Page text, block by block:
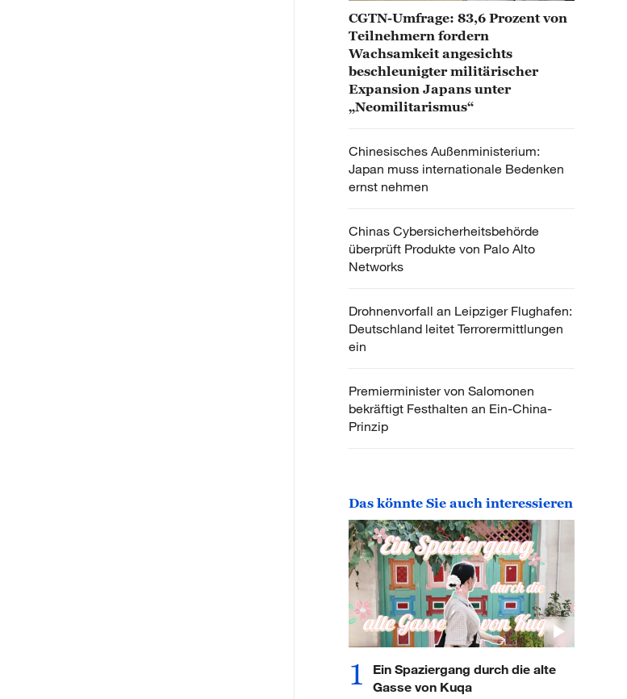
CGTN-Umfrage: 83,6 Prozent von
Teilnehmern fordern
Wachsamkeit angesichts
beschleunigter militärischer
Expansion Japans unter
„Neomilitarismus“
Chinesisches Außenministerium:
Japan muss internationale Bedenken
ernst nehmen
Chinas Cybersicherheitsbehörde
überprüft Produkte von Palo Alto
Networks
Drohnenvorfall an Leipziger Flughafen:
Deutschland leitet Terrorermittlungen
ein
Premierminister von Salomonen
bekräftigt Festhalten an Ein-China-
Prinzip
Das könnte Sie auch interessieren
1
Ein Spaziergang durch die alte
Gasse von Kuqa